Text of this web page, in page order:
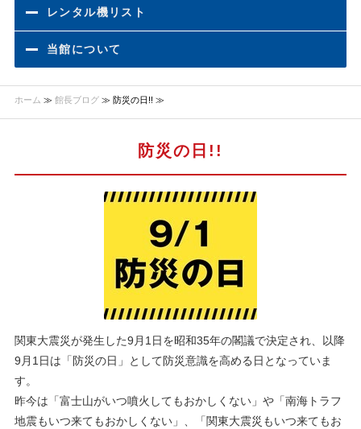
レンタル機リスト
当館について
ホーム ≫ 館長ブログ≫ 防災の日!! ≫
防災の日!!
関東大震災が発生した9月1日を昭和35年の閣議で決定され、以降
9月1日は「防災の日」として防災意識を高める日となっていま
す。
昨今は「富士山がいつ噴火してもおかしくない」や「南海トラフ
地震もいつ来てもおかしくない」、「関東大震災もいつ来てもお